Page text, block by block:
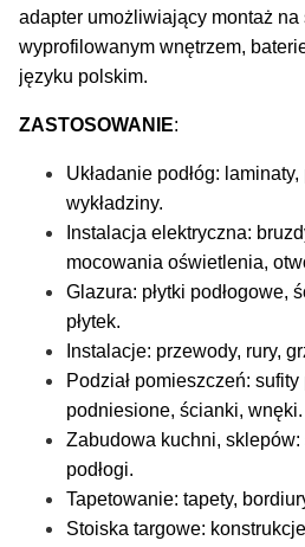
adapter umożliwiający montaż na
wyprofilowanym wnętrzem,
języku polskim.
ZASTOSOWANIE:
Układanie podłóg:
wykładziny.
Instalacja elektryczna:
mocowania oświetlenia,
Glazura: płytki podłogowe,
płytek.
Instalacje: przewody, rury,
Podział pomieszczeń:
podniesione, ścianki, wnęki.
Zabudowa kuchni, sklepów:
podłogi.
Tapetowanie: tapety,
Stoiska targowe: